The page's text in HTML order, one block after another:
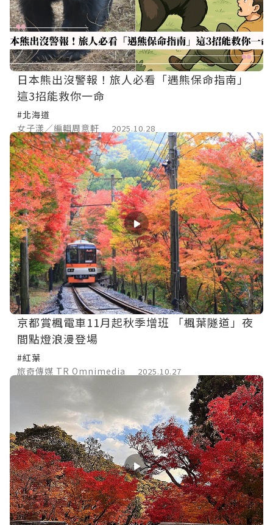
日本熊出沒警報！旅人必看「遇熊保命指南」
這3招能救你一命
#北海道
女子漾／編輯周意軒
2025.10.28
京都賞楓電車11月起秋季增班 「楓葉隧道」夜
間點燈浪漫登場
#紅葉
旅奇傳媒 TR Omnimedia
2025.10.27